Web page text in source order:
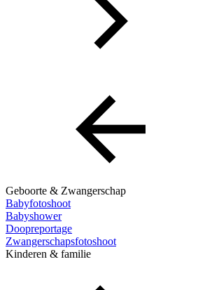
Geboorte & Zwangerschap
Babyfotoshoot
Babyshower
Doopreportage
Zwangerschapsfotoshoot
Kinderen & familie